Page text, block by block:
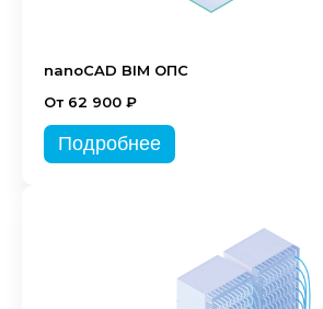
nanoCAD BIM ОПС
От 62 900 ₽
Подробнее